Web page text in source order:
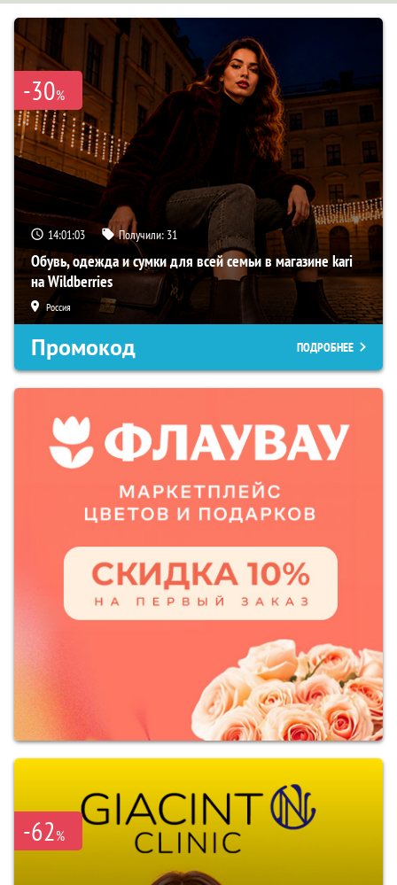
-30%
14:01:01 Получили: 31
Обувь, одежда и сумки для всей семьи в магазине kari
на Wildberries
Россия
Промокод ПОДРОБНЕЕ
-62%